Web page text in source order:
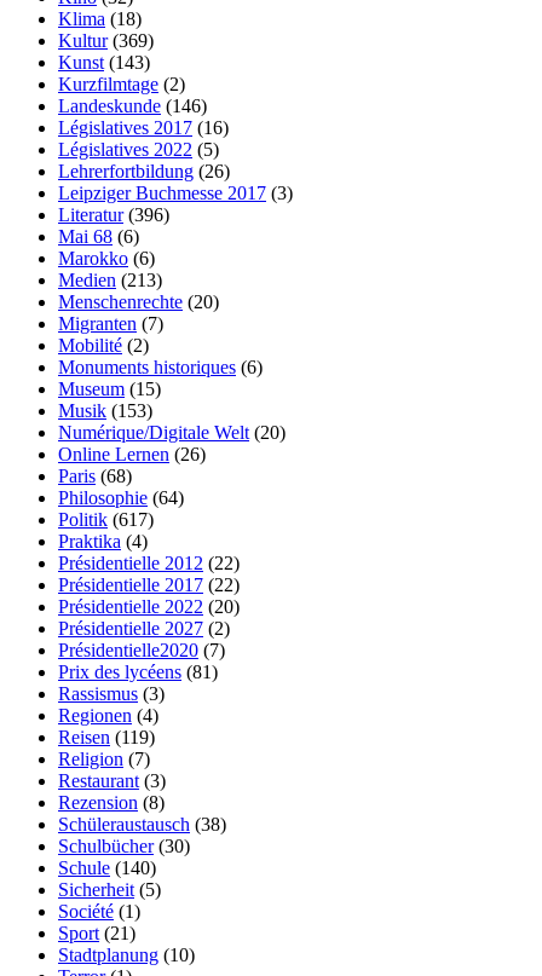
Klima (18)
Kultur(369)
Kunst (143)
Kurzfilmtage (2)
Landeskunde (146)
Législatives 2017 (16)
Législatives 2022 (5)
Lehrerfortbildung (26)
Leipziger Buchmesse 2017 (3)
Literatur(396)
Mai 68 (6)
Marokko (6)
Medien (213)
Menschenrechte (20)
Migranten (7)
Mobilité (2)
Monuments historiques (6)
Museum (15)
Musik (153)
Numérique/Digitale Welt (20)
Online Lernen (26)
Paris (68)
Philosophie (64)
Politik (617)
Praktika (4)
Présidentielle 2012 (22)
Présidentielle 2017 (22)
Présidentielle 2022 (20)
Présidentielle 2027 (2)
Présidentielle2020 (7)
Prix des lycéens (81)
Rassismus (3)
Regionen (4)
Reisen (119)
Religion (7)
Restaurant (3)
Rezension (8)
Schüleraustausch (38)
Schulbücher(30)
Schule (140)
Sicherheit (5)
Société (1)
Sport (21)
Stadtplanung (10)